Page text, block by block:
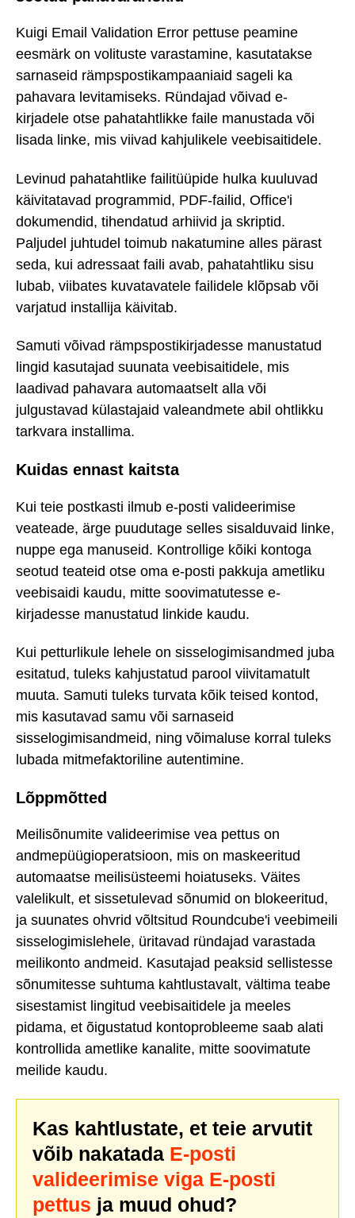
Kuigi Email Validation Error pettuse peamine
eesmärk on volituste varastamine, kasutatakse
sarnaseid rämpspostikampaaniaid sageli ka
pahavara levitamiseks. Ründajad võivad e-
kirjadele otse pahatahtlikke faile manustada või
lisada linke, mis viivad kahjulikele veebisaitidele.
Levinud pahatahtlike failitüüpide hulka kuuluvad
käivitatavad programmid, PDF-failid, Office'i
dokumendid, tihendatud arhiivid ja skriptid.
Paljudel juhtudel toimub nakatumine alles pärast
seda, kui adressaat faili avab, pahatahtliku sisu
lubab, viibates kuvatavatele failidele klõpsab või
varjatud installija käivitab.
Samuti võivad rämpspostikirjadesse manustatud
lingid kasutajad suunata veebisaitidele, mis
laadivad pahavara automaatselt alla või
julgustavad külastajaid valeandmete abil ohtlikku
tarkvara installima.
Kuidas ennast kaitsta
Kui teie postkasti ilmub e-posti valideerimise
veateade, ärge puudutage selles sisalduvaid linke,
nuppe ega manuseid. Kontrollige kõiki kontoga
seotud teateid otse oma e-posti pakkuja ametliku
veebisaidi kaudu, mitte soovimatutesse e-
kirjadesse manustatud linkide kaudu.
Kui petturlikule lehele on sisselogimisandmed juba
esitatud, tuleks kahjustatud parool viivitamatult
muuta. Samuti tuleks turvata kõik teised kontod,
mis kasutavad samu või sarnaseid
sisselogimisandmeid, ning võimaluse korral tuleks
lubada mitmefaktoriline autentimine.
Lõppmõtted
Meilisõnumite valideerimise vea pettus on
andmepüügioperatsioon, mis on maskeeritud
automaatse meilisüsteemi hoiatuseks. Väites
valelikult, et sissetulevad sõnumid on blokeeritud,
ja suunates ohvrid võltsitud Roundcube'i veebimeili
sisselogimislehele, üritavad ründajad varastada
meilikonto andmeid. Kasutajad peaksid sellistesse
sõnumitesse suhtuma kahtlustavalt, vältima teabe
sisestamist lingitud veebisaitidele ja meeles
pidama, et õigustatud kontoprobleeme saab alati
kontrollida ametlike kanalite, mitte soovimatute
meilide kaudu.
Kas kahtlustate, et teie arvutit
võib nakatada E-posti
valideerimise viga E-posti
pettus ja muud ohud?